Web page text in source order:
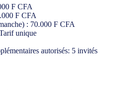
F CFA
F CFA
: 70.000 F CFA
unique
autorisés: 5 invités